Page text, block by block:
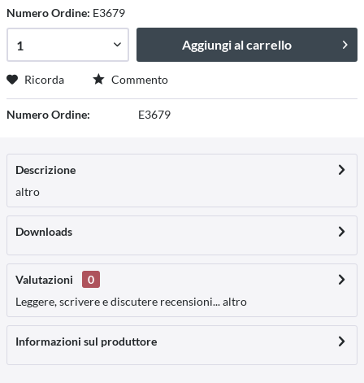
Numero Ordine: E3679
Aggiungi al carrello
Ricorda Commento
Numero Ordine: E3679
Descrizione
altro
Downloads
Valutazioni
0
Leggere, scrivere e discutere recensioni...altro
Informazioni sul produttore